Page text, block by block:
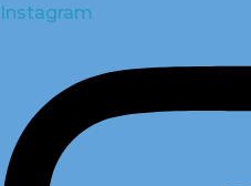
Instagram